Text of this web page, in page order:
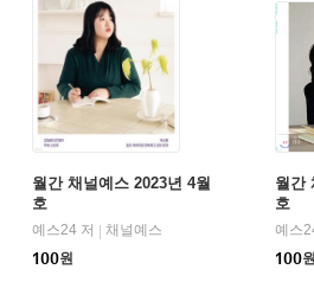
월간 채널예스 2023년 4월
호
예스24 저 | 채널예스
100원
월간
호
예스
100